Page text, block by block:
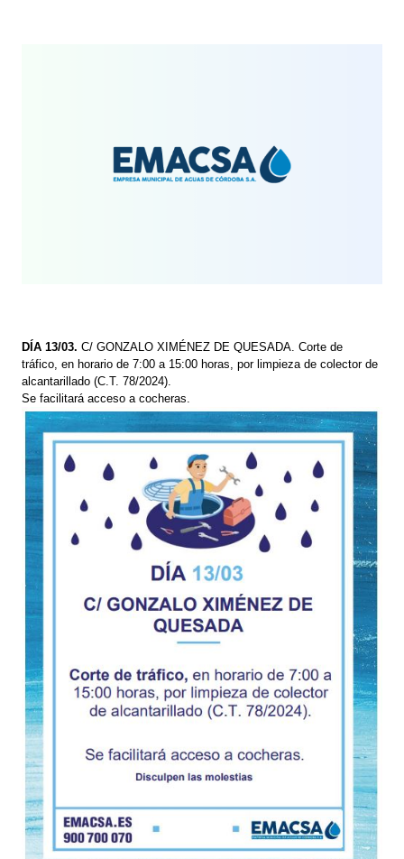
DÍA 13/03.C/ GONZALO XIMÉNEZ DE QUESADA. Corte de
tráfico, en horario de 7:00 a 15:00 horas, por limpieza de colector de
alcantarillado (C.T. 78/2024).
Se facilitará acceso a cocheras.